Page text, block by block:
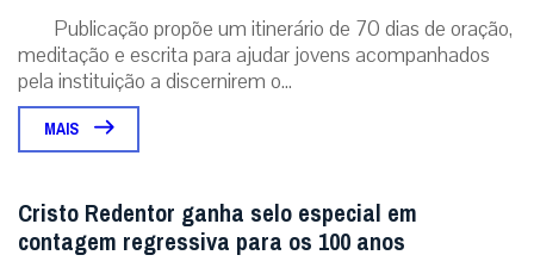
Publicação propõe um itinerário de 70 dias de oração,
meditação e escrita para ajudar jovens acompanhados
pela instituição a discernirem o...
MAIS
Cristo Redentor ganha selo especial em
contagem regressiva para os 100 anos